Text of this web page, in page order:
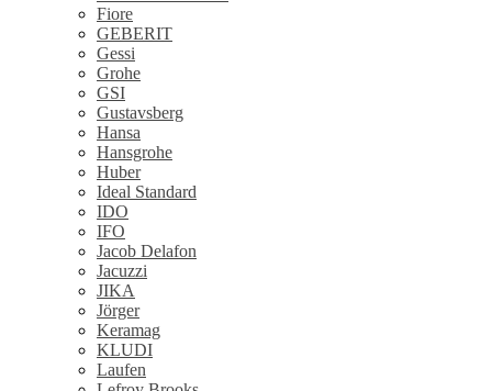
Fiore
GEBERIT
Gessi
Grohe
GSI
Gustavsberg
Hansa
Hansgrohe
Huber
Ideal Standard
IDO
IFO
Jacob Delafon
Jacuzzi
JIKA
Jörger
Keramag
KLUDI
Laufen